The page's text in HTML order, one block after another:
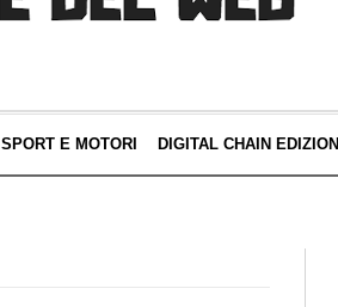
SPORT E MOTORI DIGITAL CHAIN EDIZIONI